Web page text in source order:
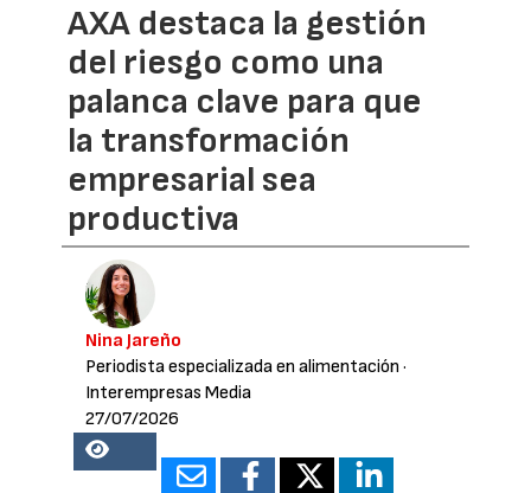
AXA destaca la gestión
del riesgo como una
palanca clave para que
la transformación
empresarial sea
productiva
Nina Jareño
Periodista especializada en alimentación ·
Interempresas Media
27/07/2026
15824